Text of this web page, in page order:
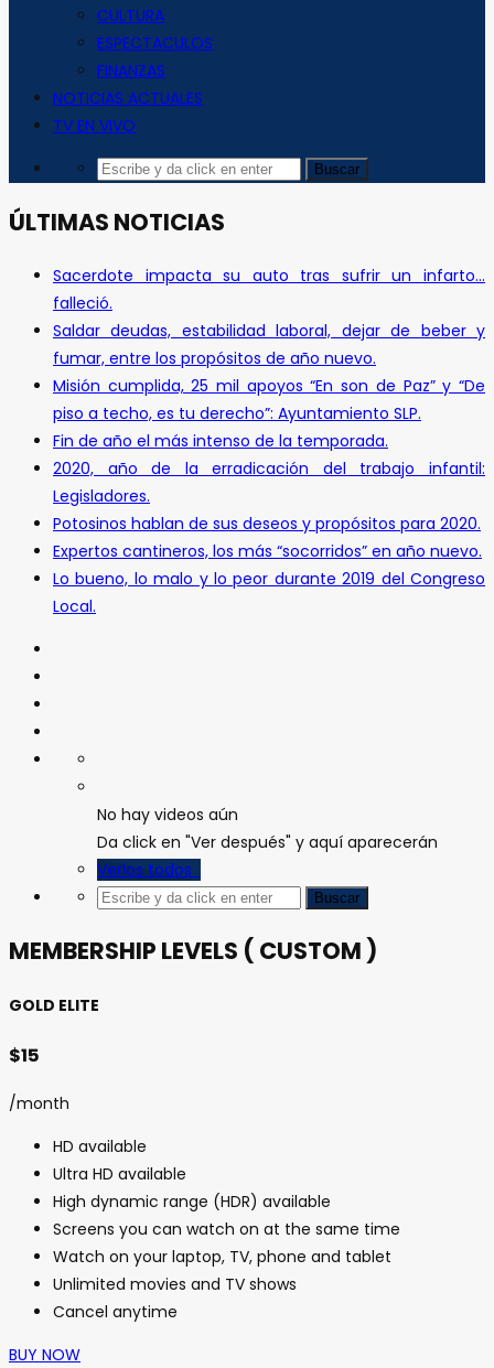
CULTURA
ESPECTACULOS
FINANZAS
NOTICIAS ACTUALES
TV EN VIVO
ÚLTIMAS NOTICIAS
Sacerdote impacta su auto tras sufrir un infarto…
falleció.
Saldar deudas, estabilidad laboral, dejar de beber y
fumar, entre los propósitos de año nuevo.
Misión cumplida, 25 mil apoyos “En son de Paz” y “De
piso a techo, es tu derecho”: Ayuntamiento SLP.
Fin de año el más intenso de la temporada.
2020, año de la erradicación del trabajo infantil:
Legisladores.
Potosinos hablan de sus deseos y propósitos para 2020.
Expertos cantineros, los más “socorridos” en año nuevo.
Lo bueno, lo malo y lo peor durante 2019 del Congreso
Local.
No hay videos aún
Da click en "Ver después" y aquí aparecerán
Verlos todos
MEMBERSHIP LEVELS ( CUSTOM )
GOLD ELITE
$15
/month
HD available
Ultra HD available
High dynamic range (HDR) available
Screens you can watch on at the same time
Watch on your laptop, TV, phone and tablet
Unlimited movies and TV shows
Cancel anytime
BUY NOW